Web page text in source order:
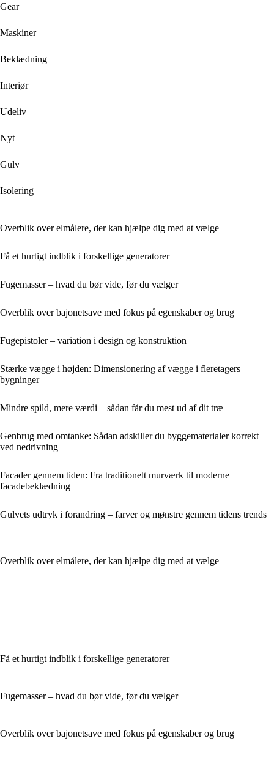
Gear
Maskiner
Beklædning
Interiør
Udeliv
Nyt
Gulv
Isolering
Overblik over elmålere, der kan hjælpe dig med at vælge
Få et hurtigt indblik i forskellige generatorer
Fugemasser – hvad du bør vide, før du vælger
Overblik over bajonetsave med fokus på egenskaber og brug
Fugepistoler – variation i design og konstruktion
Stærke vægge i højden: Dimensionering af vægge i fleretagers
bygninger
Mindre spild, mere værdi – sådan får du mest ud af dit træ
Genbrug med omtanke: Sådan adskiller du byggematerialer korrekt
ved nedrivning
Facader gennem tiden: Fra traditionelt murværk til moderne
facadebeklædning
Gulvets udtryk i forandring – farver og mønstre gennem tidens trends
Overblik over elmålere, der kan hjælpe dig med at vælge
Få et hurtigt indblik i forskellige generatorer
Fugemasser – hvad du bør vide, før du vælger
Overblik over bajonetsave med fokus på egenskaber og brug